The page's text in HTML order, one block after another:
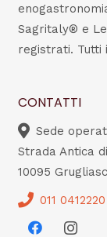
Sagritaly® e
registrati. Tutti
CONTATTI
Sede
Strada Antica
10095
011 0412220